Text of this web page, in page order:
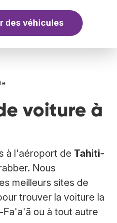
des véhicules
voiture à
à l'aéroport de Tahiti-
Nous
meilleurs sites de
trouver la voiture la
Fa'a'ā ou à tout autre